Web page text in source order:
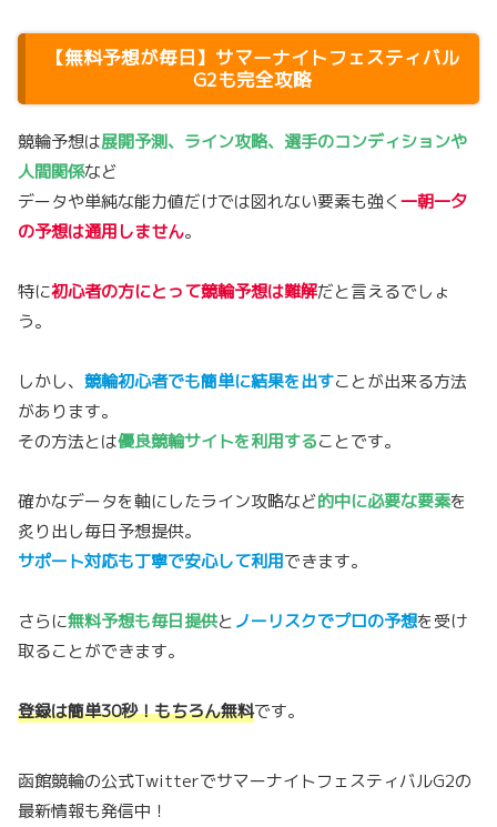
【無料予想が毎日】サマーナイトフェスティバル
G2も完全攻略
競輪予想は展開予測、ライン攻略、選手のコンディションや
人間関係など
データや単純な能力値だけでは図れない要素も強く一朝一夕
の予想は通用しません。
特に初心者の方にとって競輪予想は難解だと言えるでしょ
う。
しかし、 競輪初心者でも簡単に結果を出すことが出来る方法
があります。
その方法とは優良競輪サイトを利用することです。
確かなデータを軸にしたライン攻略など的中に必要な要素を
炙り出し毎日予想提供。
サポート対応も丁寧で安心して利用できます。
さらに無料予想も毎日提供と ノーリスクでプロの予想を受け
取ることができます。
登録は簡単30秒！もちろん無料です。
函館競輪の公式TwitterでサマーナイトフェスティバルG2の
最新情報も発信中！